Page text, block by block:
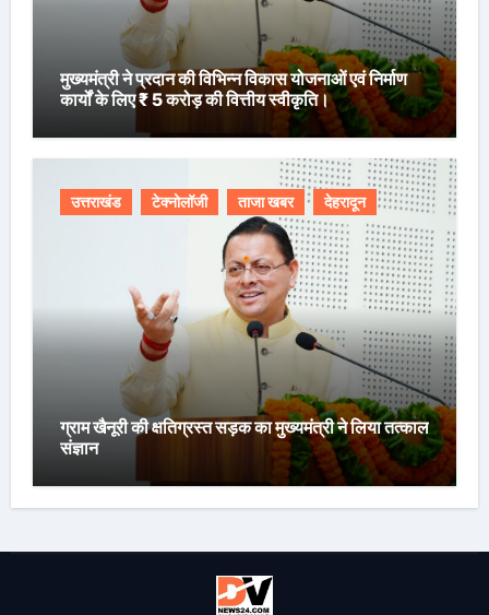
मुख्यमंत्री ने प्रदान की विभिन्न विकास योजनाओं एवं निर्माण
कार्यों के लिए ₹ 5 करोड़ की वित्तीय स्वीकृति।
उत्तराखंड टेक्नोलॉजी ताजा खबर देहरादून
ग्राम खैनूरी की क्षतिग्रस्त सड़क का मुख्यमंत्री ने लिया तत्काल
संज्ञान